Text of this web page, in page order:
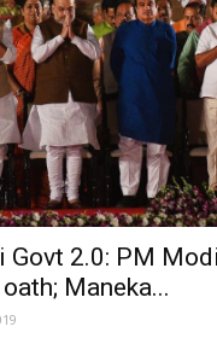
Govt 2.0: PM
Maneka...